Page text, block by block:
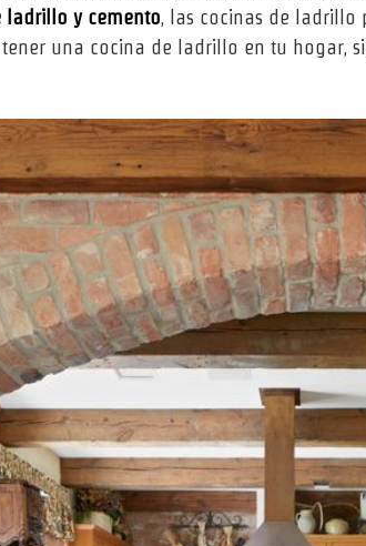
ladrillo y cemento, las cocinas de ladrillo
una cocina de ladrillo en tu hogar,